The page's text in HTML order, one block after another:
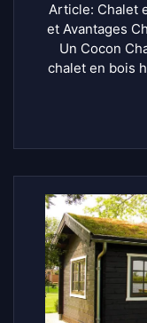
Article: Chalet
et Avantages
Un Cocon
chalet en bois